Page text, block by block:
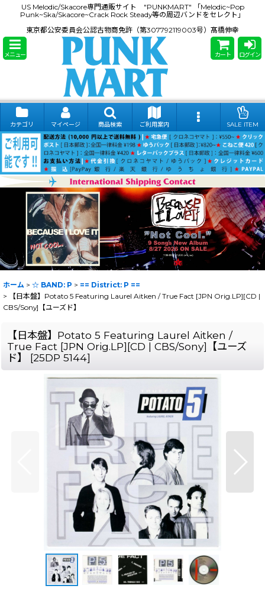
US Melodic/Skacore専門通販サイト "PUNKMART" 「Melodic~Pop
Punk~Ska/Skacore~Crack Rock Steady等の周辺バンドをセレクト」
東京都公安委員会公認古物商免許（第307792119003号）髙橋伸幸
メニュー カート ログイン
カテゴリ マイページ 商品検索 ご利用案内 SALE ITEM
ホーム > ☆ BAND: P > == District: P ==
>
【日本盤】Potato 5 Featuring Laurel Aitken / True Fact [JPN Orig.LP][CD |
CBS/Sony]【ユーズド】
【日本盤】Potato 5 Featuring Laurel Aitken /
True Fact [JPN Orig.LP][CD | CBS/Sony]【ユーズ
ド】
[25DP 5144]